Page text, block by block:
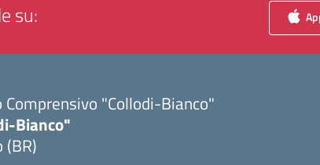
su:
"Collodi-Bianco"
Bianco"
(BR)